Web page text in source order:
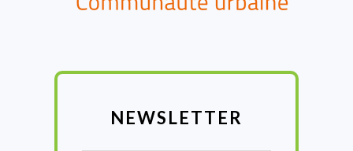
NEWSLETTER